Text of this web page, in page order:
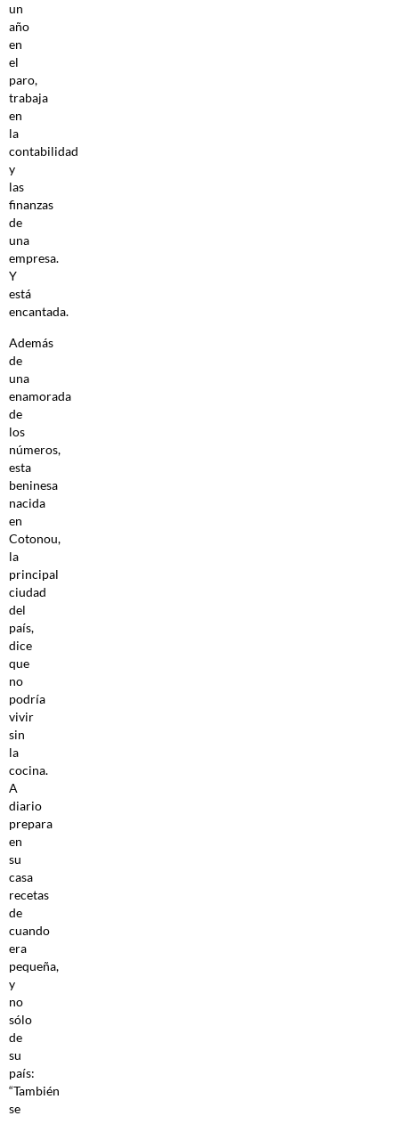
un
año
en
el
paro,
trabaja
en
la
contabilidad
y
las
finanzas
de
una
empresa.
Y
está
encantada.
Además
de
una
enamorada
de
los
números,
esta
beninesa
nacida
en
Cotonou,
la
principal
ciudad
del
país,
dice
que
no
podría
vivir
sin
la
cocina.
A
diario
prepara
en
su
casa
recetas
de
cuando
era
pequeña,
y
no
sólo
de
su
país:
“También
se